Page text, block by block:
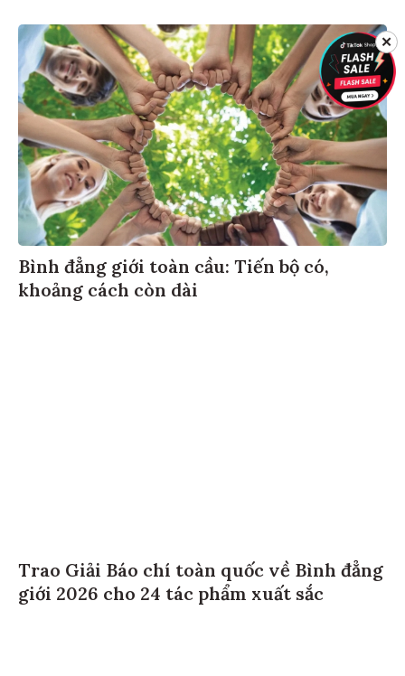
Bình đẳng giới toàn cầu: Tiến bộ có,
khoảng cách còn dài
Trao Giải Báo chí toàn quốc về Bình đẳng
giới 2026 cho 24 tác phẩm xuất sắc
✕